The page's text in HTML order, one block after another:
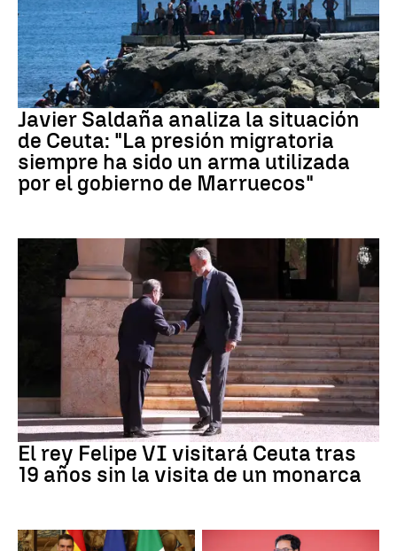
Crisis migratoria Ceuta
Javier Saldaña analiza la situación
de Ceuta: "La presión migratoria
siempre ha sido un arma utilizada
por el gobierno de Marruecos"
Crisis Migratoria
El rey Felipe VI visitará Ceuta tras
19 años sin la visita de un monarca